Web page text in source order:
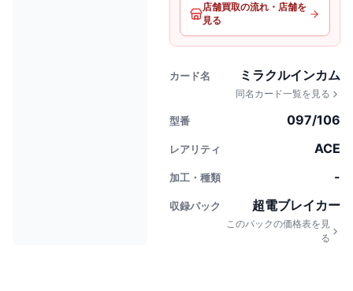
店舗買取の流れ・店舗を
見る
カード名 ミラクルインカム
同名カード一覧を見る
型番 097/106
レアリティ ACE
加工・種類 -
収録パック 超電ブレイカー
このパックの価格表を見
る